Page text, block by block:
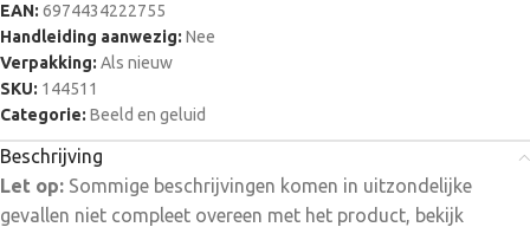
de hoogte van uw gezondheids- en welzijnsdoelen en blijf
tegelijkertijd verbonden met de wereld om u heen met dit
geavanceerde draagbare apparaat.
EAN: 6974434222755
Handleiding aanwezig: Nee
Verpakking: Als nieuw
SKU: 144511
Categorie: Beeld en geluid
Beschrijving
Let op: Sommige beschrijvingen komen in uitzondelijke
gevallen niet compleet overeen met het product, bekijk